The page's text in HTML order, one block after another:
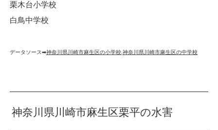
栗木台小学校
白鳥中学校
データソース➡︎神奈川県川崎市麻生区の小学校 神奈川県川崎市麻生区の中学校
神奈川県川崎市麻生区栗平の水害